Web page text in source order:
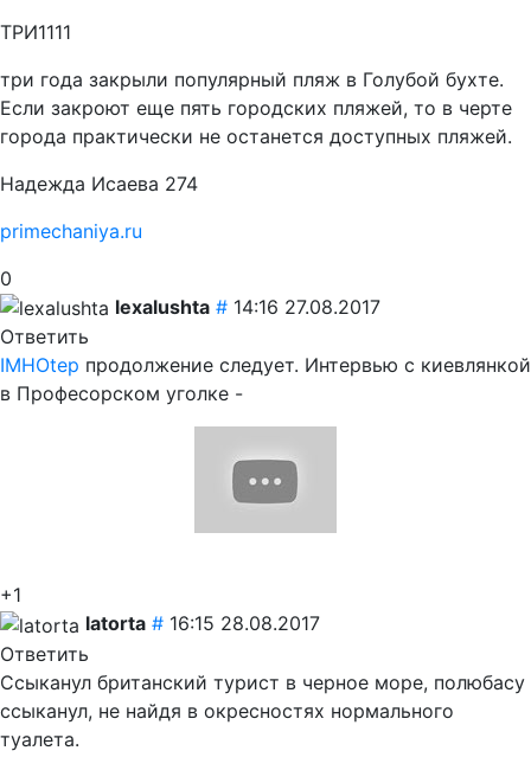
ТРИ1111
три года закрыли популярный пляж в Голубой бухте.
Если закроют еще пять городских пляжей, то в черте
города практически не останется доступных пляжей.
Надежда Исаева 274
primechaniya.ru
0
lexalushta # 14:16 27.08.2017
Ответить
IMHOtep продолжение следует. Интервью с киевлянкой
в Професорском уголке -
+1
latorta # 16:15 28.08.2017
Ответить
Ссыканул британский турист в черное море, полюбасу
ссыканул, не найдя в окресностях нормального
туалета.